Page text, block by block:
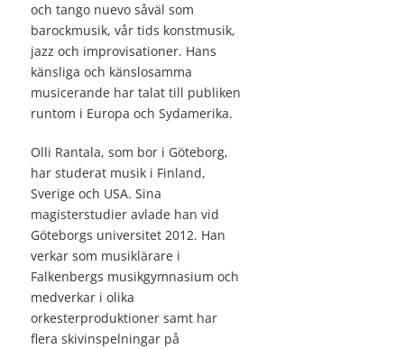
och tango nuevo såväl som
barockmusik, vår tids konstmusik,
jazz och improvisationer. Hans
känsliga och känslosamma
musicerande har talat till publiken
runtom i Europa och Sydamerika.
Olli Rantala, som bor i Göteborg,
har studerat musik i Finland,
Sverige och USA. Sina
magisterstudier avlade han vid
Göteborgs universitet 2012. Han
verkar som musiklärare i
Falkenbergs musikgymnasium och
medverkar i olika
orkesterproduktioner samt har
flera skivinspelningar på